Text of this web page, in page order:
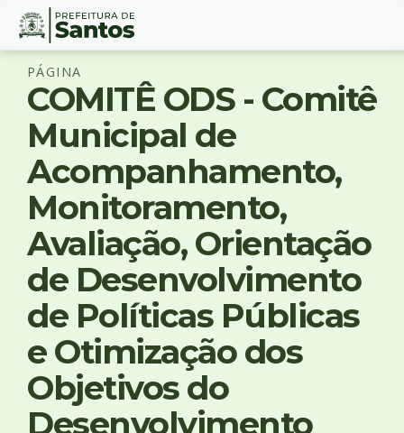
Ir
para
conteúdo
para
menu
para
busca
para
rodapé
Conteúdo
PÁGINA
COMITÊ ODS - Comitê
Municipal de
Acompanhamento,
Monitoramento,
Avaliação, Orientação
de Desenvolvimento
de Políticas Públicas
e Otimização dos
Objetivos do
Desenvolvimento